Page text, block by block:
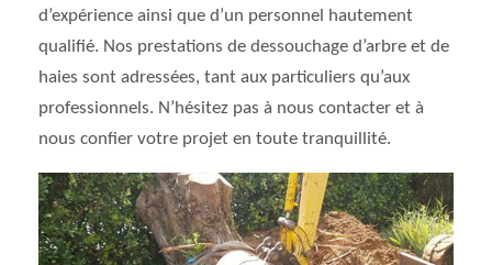
d’expérience ainsi que d’un personnel hautement
qualifié. Nos prestations de dessouchage d’arbre et de
haies sont adressées, tant aux particuliers qu’aux
professionnels. N’hésitez pas à nous contacter et à
nous confier votre projet en toute tranquillité.